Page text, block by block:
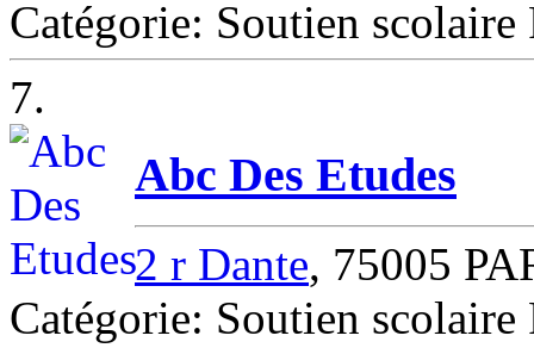
Catégorie: Soutien scolaire
7.
Abc Des Etudes
2 r Dante, 75005
Catégorie: Soutien scolaire